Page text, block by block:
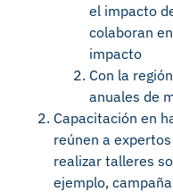
el impacto
colaboran
impacto
Con la
anuales de
Capacitación en
reúnen a
realizar talleres
ejemplo,